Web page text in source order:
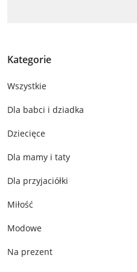
Kategorie
Wszystkie
Dla babci i dziadka
Dziecięce
Dla mamy i taty
Dla przyjaciółki
Miłość
Modowe
Na prezent